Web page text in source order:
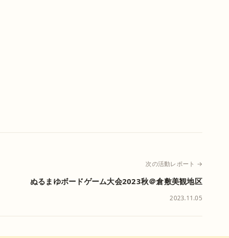
次の活動レポート →
ぬるまゆボードゲーム大会2023秋＠倉敷美観地区
2023.11.05